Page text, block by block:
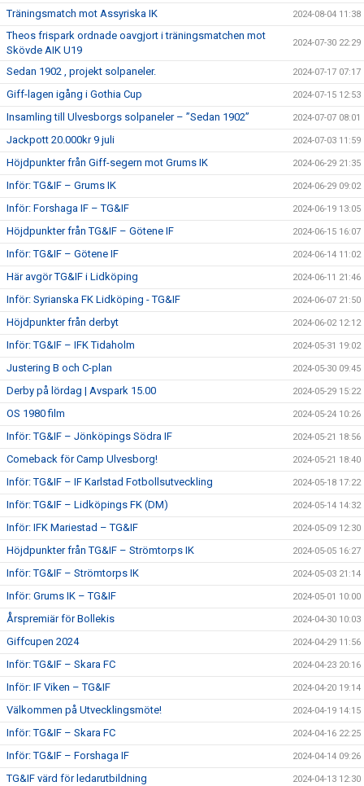
Träningsmatch mot Assyriska IK 2024-08-04 11:38
Theos frispark ordnade oavgjort i träningsmatchen mot
Skövde AIK U19
2024-07-30 22:29
Sedan 1902 , projekt solpaneler. 2024-07-17 07:17
Giff-lagen igång i Gothia Cup 2024-07-15 12:53
Insamling till Ulvesborgs solpaneler – ”Sedan 1902” 2024-07-07 08:01
Jackpott 20.000kr 9 juli 2024-07-03 11:59
Höjdpunkter från Giff-segern mot Grums IK 2024-06-29 21:35
Inför: TG&IF – Grums IK 2024-06-29 09:02
Inför: Forshaga IF – TG&IF 2024-06-19 13:05
Höjdpunkter från TG&IF – Götene IF 2024-06-15 16:07
Inför: TG&IF – Götene IF 2024-06-14 11:02
Här avgör TG&IF i Lidköping 2024-06-11 21:46
Inför: Syrianska FK Lidköping - TG&IF 2024-06-07 21:50
Höjdpunkter från derbyt 2024-06-02 12:12
Inför: TG&IF – IFK Tidaholm 2024-05-31 19:02
Justering B och C-plan 2024-05-30 09:45
Derby på lördag | Avspark 15.00 2024-05-29 15:22
OS 1980 film 2024-05-24 10:26
Inför: TG&IF – Jönköpings Södra IF 2024-05-21 18:56
Comeback för Camp Ulvesborg! 2024-05-21 18:40
Inför: TG&IF – IF Karlstad Fotbollsutveckling 2024-05-18 17:22
Inför: TG&IF – Lidköpings FK (DM) 2024-05-14 14:32
Inför: IFK Mariestad – TG&IF 2024-05-09 12:30
Höjdpunkter från TG&IF – Strömtorps IK 2024-05-05 16:27
Inför: TG&IF – Strömtorps IK 2024-05-03 21:14
Inför: Grums IK – TG&IF 2024-05-01 10:00
Årspremiär för Bollekis 2024-04-30 10:03
Giffcupen 2024 2024-04-29 11:56
Inför: TG&IF – Skara FC 2024-04-23 20:16
Inför: IF Viken – TG&IF 2024-04-20 19:14
Välkommen på Utvecklingsmöte! 2024-04-19 14:15
Inför: TG&IF – Skara FC 2024-04-16 22:25
Inför: TG&IF – Forshaga IF 2024-04-14 09:26
TG&IF värd för ledarutbildning 2024-04-13 12:30